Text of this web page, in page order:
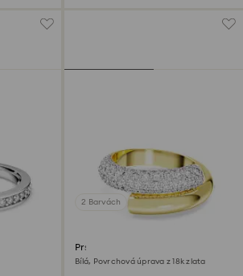
2 Barvách
Prsten Dextera
Bílá, Povrchová úprava z 18k zlata